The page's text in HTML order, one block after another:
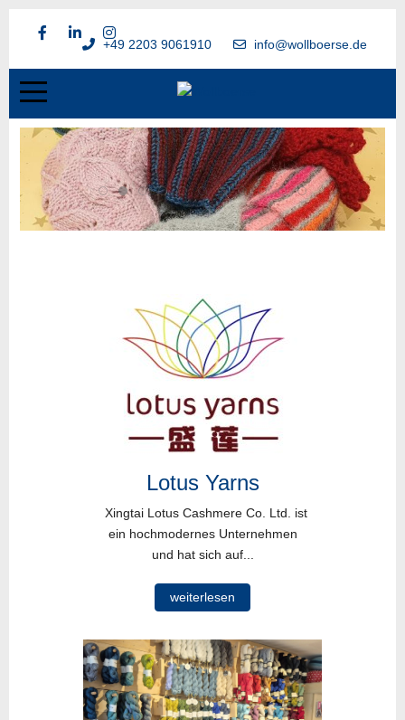
+49 2203 9061910 info@wollboerse.de
Lotus Yarns
Xingtai Lotus Cashmere Co. Ltd. ist
ein hochmodernes Unternehmen
und hat sich auf...
weiterlesen